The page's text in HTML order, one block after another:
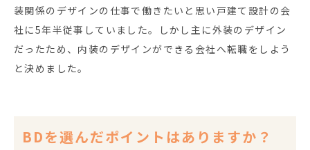
装関係のデザインの仕事で働きたいと思い戸建て設計の会
社に5年半従事していました。しかし主に外装のデザイン
だったため、内装のデザインができる会社へ転職をしよう
と決めました。
BDを選んだポイントはありますか？